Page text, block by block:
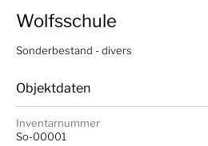
Wolfsschule
Sonderbestand - divers
Objektdaten
Inventarnummer
So-00001